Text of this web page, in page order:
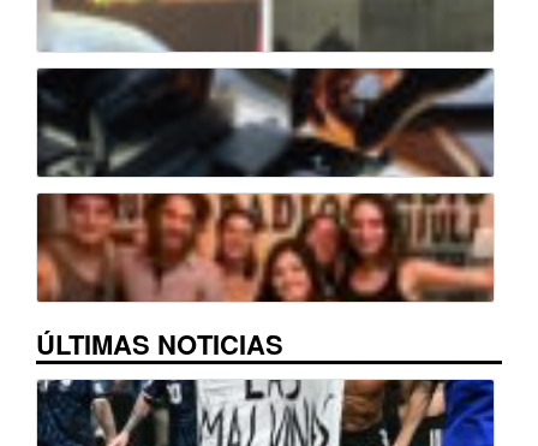
ÚLTIMAS NOTICIAS